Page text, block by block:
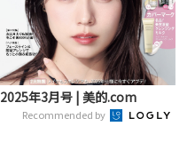
2025年3月号 | 美的.com
Recommended by